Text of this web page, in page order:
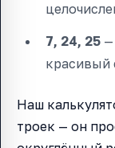
7, 24, 25 —
красивый
Наш
троек — он